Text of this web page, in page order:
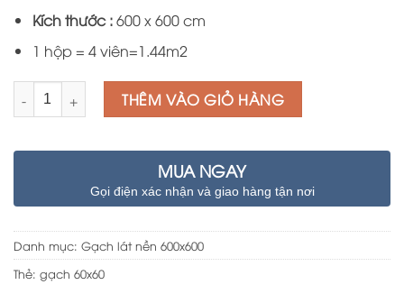
Kích thước :600 x 600 cm
1 hộp = 4 viên=1.44m2
Số lượng THÊM VÀO GIỎ HÀNG
MUA NGAY
Gọi điện xác nhận và giao hàng tận nơi
Danh mục: Gạch lát nền 600x600
Thẻ: gạch 60x60